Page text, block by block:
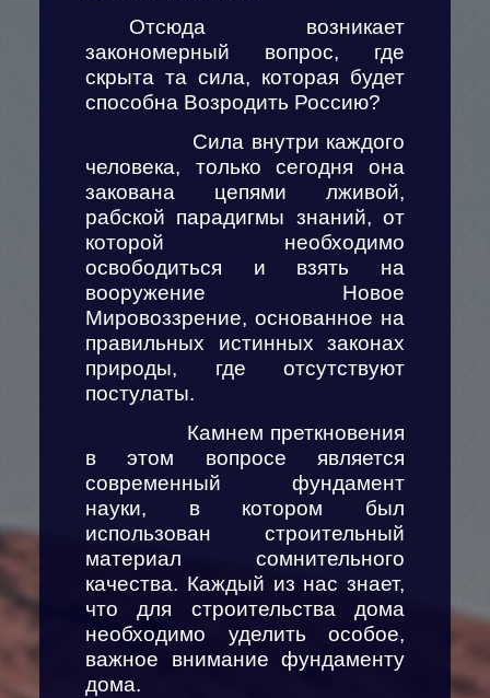
Отсюда возникает
закономерный вопрос, где
скрыта та сила, которая будет
способна Возродить Россию?
Сила внутри каждого
человека, только сегодня она
закована цепями лживой,
рабской парадигмы знаний, от
которой необходимо
освободиться и взять на
вооружение Новое
Мировоззрение, основанное на
правильных истинных законах
природы, где отсутствуют
постулаты.
Камнем преткновения
в этом вопросе является
современный фундамент
науки, в котором был
использован строительный
материал сомнительного
качества. Каждый из нас знает,
что для строительства дома
необходимо уделить особое,
важное внимание фундаменту
дома.